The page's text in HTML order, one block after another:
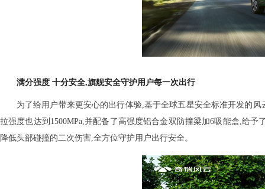
满分强度 十分安全,旗舰安全守护用户每一次出行
为了给用户带来更安心的出行体验,基于全球五星安全标准开发的
拉强度也达到1500MPa,并配备了高强度铝合金双防撞梁加6吸能盒,给
降低头部碰撞的二次伤害,全方位守护用户出行安全。